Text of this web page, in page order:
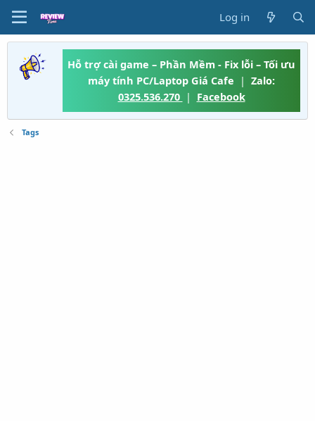
Log in
Hỗ trợ cài game – Phần Mềm - Fix lỗi – Tối ưu
máy tính PC/Laptop Giá Cafe | Zalo:
0325.536.270 | Facebook
Tags